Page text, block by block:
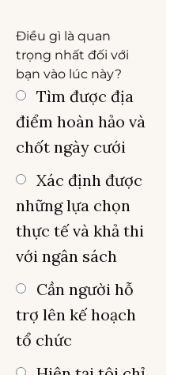
Điều gì là quan
trọng nhất đối với
bạn vào lúc này?
Tìm được địa
điểm hoàn hảo và
chốt ngày cưới
Xác định được
những lựa chọn
thực tế và khả thi
với ngân sách
Cần người hỗ
trợ lên kế hoạch
tổ chức